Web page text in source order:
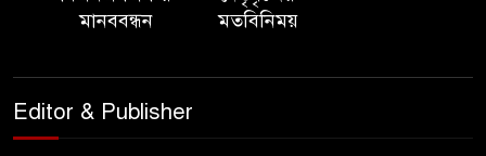
সিলেট রেঞ্জের ডিআইজি জুলাই
গভীর শ্রদ্ধা নিবেদন
মানববন্ধন
মতবিনিময়
Editor & Publisher